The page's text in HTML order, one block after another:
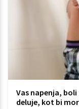
Vas napenja,
deluje, kot bi